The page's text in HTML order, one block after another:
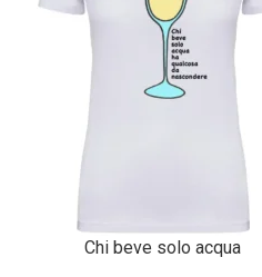
Chi beve solo acqua